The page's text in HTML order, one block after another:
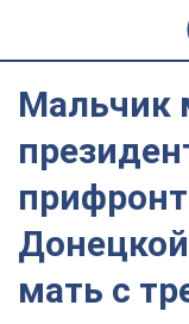
Мальчик
мать с